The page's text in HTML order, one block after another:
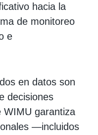
hacia la
de monitoreo
e
en datos son
decisiones
WIMU garantiza
—incluidos